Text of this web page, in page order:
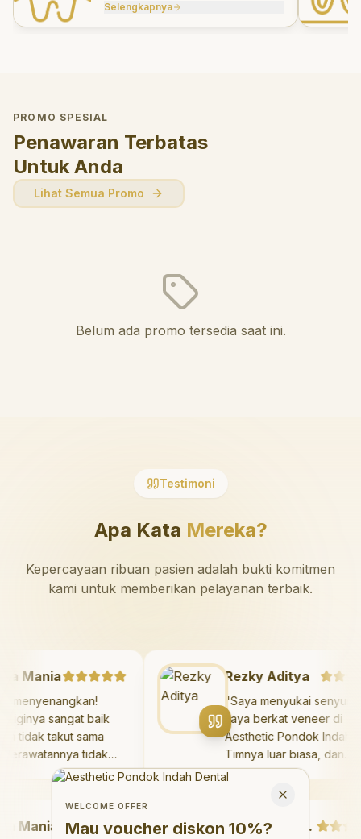
effectively.
Selengkapnya
PROMO SPESIAL
Penawaran Terbatas
Untuk Anda
Lihat Semua Promo
Belum ada promo tersedia saat ini.
Testimoni
Apa Kata Mereka?
Kepercayaan ribuan pasien adalah bukti komitmen
kami untuk memberikan pelayanan terbaik.
Mania
menyenangkan!
giginya sangat baik
saya tidak takut sama
Perawatannya tidak
dan saya bisa bermain
suka pergi ke dokter
sekarang!
"
Rezky Aditya
"Saya menyukai
saya berkat veneer
Aesthetic Pondok
Timnya luar biasa,
hasilnya melebihi
saya. Saya tersenyum
hari."
Welcome Offer
Mau voucher diskon <strong>10%</strong>?
WELCOME OFFER
Mau voucher diskon 10%?
Close